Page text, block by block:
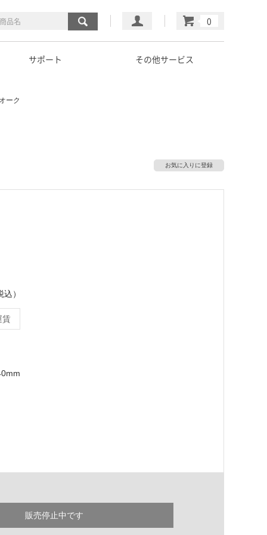
マイページ
カート
サポート その他サービス
ーク
お気に入りに登録
）
賃
販売停止中です